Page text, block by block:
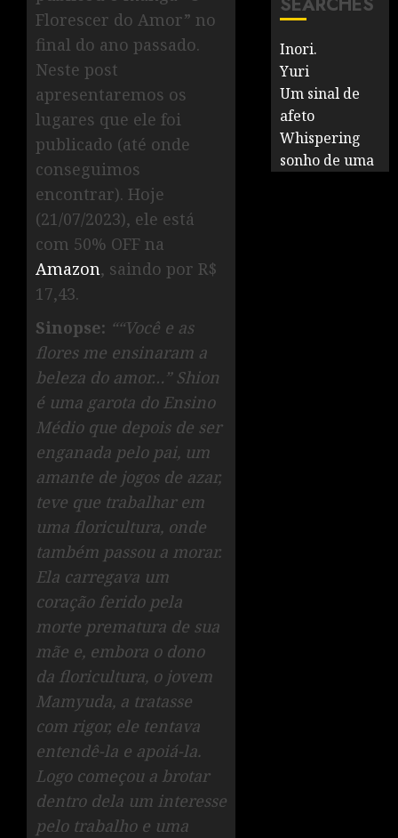
Florescer do Amor” no
final do ano passado.
Neste post
apresentaremos os
lugares que ele foi
publicado (até onde
conseguimos
encontrar). Hoje
(21/07/2023), ele está
com 50% OFF na
Amazon, saindo por R$
17,43.
Sinopse: ““Você e as
flores me ensinaram a
beleza do amor…” Shion
é uma garota do Ensino
Médio que depois de ser
enganada pelo pai, um
amante de jogos de azar,
teve que trabalhar em
uma floricultura, onde
também passou a morar.
Ela carregava um
coração ferido pela
morte prematura de sua
mãe e, embora o dono
da floricultura, o jovem
Mamyuda, a tratasse
com rigor, ele tentava
entendê-la e apoiá-la.
Logo começou a brotar
dentro dela um interesse
pelo trabalho e uma
SEARCHES
Inori.
Yuri
Um sinal de
afeto
Whispering
sonho de uma